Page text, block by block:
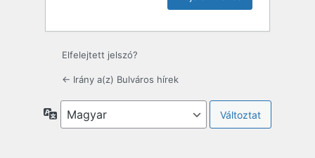
Elfelejtett jelszó?
← Irány a(z) Bulváros hírek
Nyelv